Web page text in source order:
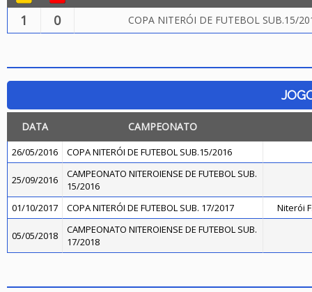
1 0 COPA NITERÓI DE FUTEBOL SUB.15/
DATA CAMPEONATO
26/05/2016 COPA NITERÓI DE FUTEBOL SUB.15/2016
25/09/2016
CAMPEONATO NITEROIENSE DE FUTEBOL SUB.
15/2016
01/10/2017
COPA NITERÓI DE FUTEBOL SUB. 17/2017 Niterói
05/05/2018
CAMPEONATO NITEROIENSE DE FUTEBOL SUB.
17/2018